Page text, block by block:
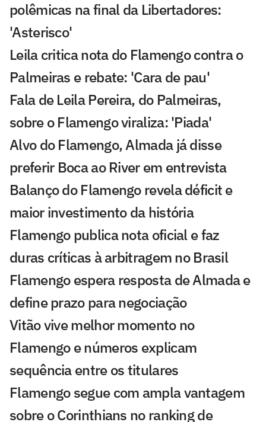
polêmicas na final da Libertadores:
'Asterisco'
Leila critica nota do Flamengo contra o
Palmeiras e rebate: 'Cara de pau'
Fala de Leila Pereira, do Palmeiras,
sobre o Flamengo viraliza: 'Piada'
Alvo do Flamengo, Almada já disse
preferir Boca ao River em entrevista
Balanço do Flamengo revela déficit e
maior investimento da história
Flamengo publica nota oficial e faz
duras críticas à arbitragem no Brasil
Flamengo espera resposta de Almada e
define prazo para negociação
Vitão vive melhor momento no
Flamengo e números explicam
sequência entre os titulares
Flamengo segue com ampla vantagem
sobre o Corinthians no ranking de